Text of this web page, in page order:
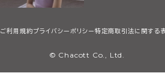
ご利用規約プライバシーポリシー 特定商取引法に関する
© Chacott Co., Ltd.